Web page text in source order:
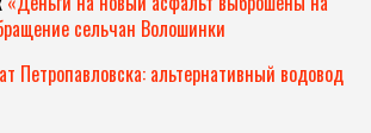
сельчан Волошинки
Петропавловска: альтернативный водовод